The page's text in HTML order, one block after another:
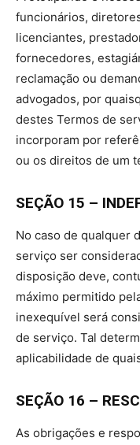
funcionários,
licenciantes,
fornecedores,
reclamação ou
advogados, por
destes Termos de
incorporam por
ou os direitos de um
SEÇÃO 15 –
No caso de qualquer
serviço ser
disposição deve,
máximo permitido
inexequível será
de serviço. Tal
aplicabilidade de
SEÇÃO 16 –
As obrigações e